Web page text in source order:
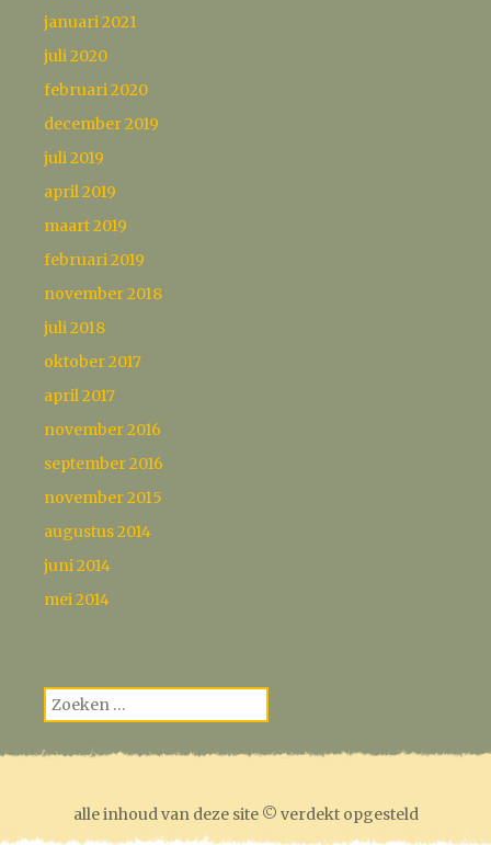
januari 2021
juli 2020
februari 2020
december 2019
juli 2019
april 2019
maart 2019
februari 2019
november 2018
juli 2018
oktober 2017
april 2017
november 2016
september 2016
november 2015
augustus 2014
juni 2014
mei 2014
Zoeken
naar:
alle inhoud van deze site © verdekt opgesteld